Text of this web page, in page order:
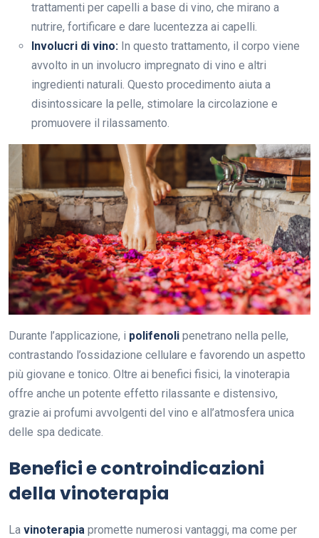
trattamenti per capelli a base di vino, che mirano a
nutrire, fortificare e dare lucentezza ai capelli.
Involucri di vino: In questo trattamento, il corpo viene
avvolto in un involucro impregnato di vino e altri
ingredienti naturali. Questo procedimento aiuta a
disintossicare la pelle, stimolare la circolazione e
promuovere il rilassamento.
Durante l’applicazione, i polifenoli penetrano nella pelle,
contrastando l’ossidazione cellulare e favorendo un aspetto
più giovane e tonico. Oltre ai benefici fisici, la vinoterapia
offre anche un potente effetto rilassante e distensivo,
grazie ai profumi avvolgenti del vino e all’atmosfera unica
delle spa dedicate.
Benefici e controindicazioni
della vinoterapia
La vinoterapia promette numerosi vantaggi, ma come per